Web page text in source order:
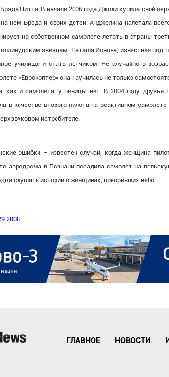
Питта. В начале 2006 года Джоли купила свой
нем Брэда и своих детей. Анджелина налетала
на собственном самолете летать в страны
звездам. Наташа Ионова, известная под
училище и стать летчиком. Не случайно в
«Еврокоптер» она научилась не только
как и самолета, у певицы нет. В 2004 году
в качестве второго пилота на реактивном
истребителе.
ошибки – известен случай, когда женщина-
аэродрома в Познани посадила самолет на
слушать истории о женщинах, покоривших небо.
2008
ГЛАВНОЕ НОВОСТИ